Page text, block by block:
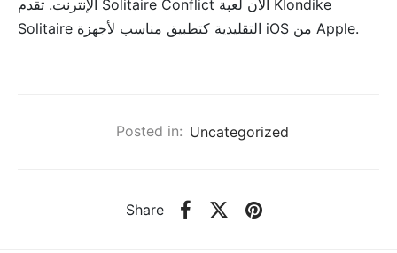
الإنترنت. تقدم Solitaire Conflict الآن لعبة Klondike
Solitaire التقليدية كتطبيق مناسب لأجهزة iOS من Apple.
Posted in: Uncategorized
Share